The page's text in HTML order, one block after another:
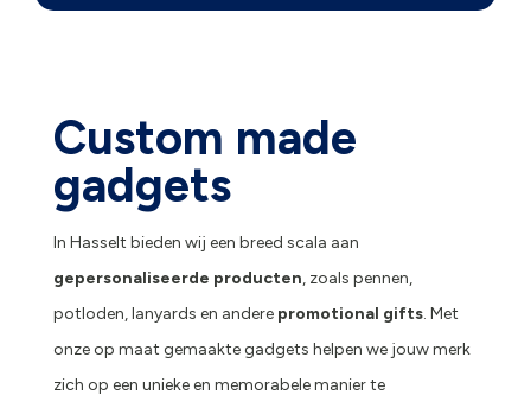
Custom made
gadgets
In Hasselt bieden wij een breed scala aan
gepersonaliseerde producten, zoals pennen,
potloden, lanyards en andere promotional gifts. Met
onze op maat gemaakte gadgets helpen we jouw merk
zich op een unieke en memorabele manier te